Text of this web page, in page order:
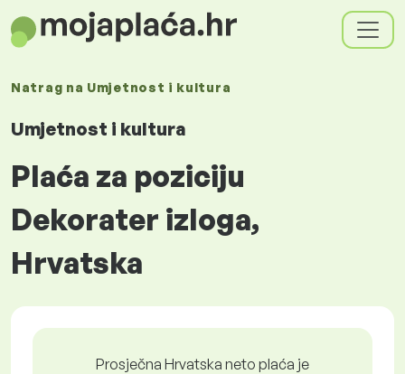
Natrag na Umjetnost i kultura
Umjetnost i kultura
Plaća za poziciju
Dekorater izloga,
Hrvatska
Prosječna Hrvatska neto plaća je